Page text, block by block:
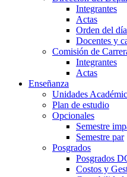
Integrantes
Actas
Orden del día
Docentes y
Comisión de
Integrantes
Actas
Enseñanza
Unidades
Plan de estudio
Opcionales
Semestre
Semestre par
Posgrados
Posgrados
Costos y